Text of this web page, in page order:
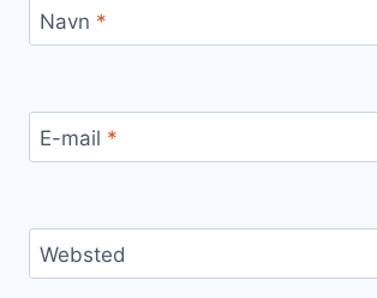
Navn *
E-mail *
Websted